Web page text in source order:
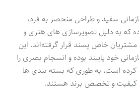
سفید و طراحی منحصر به فرد،
که به دلیل تصویرسازی های هنری و
خاص پسند قرار گرفته‌اند. این
خود پایبند بوده و انسجام بصری را
است، به طوری که بسته بندی ها
کیفیت و تخصص برند هستند.